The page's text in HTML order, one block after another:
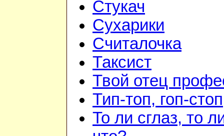
Стукач
Сухарики
Считалочка
Таксист
Твой отец
Тип-топ, гоп-стоп
То ли сглаз, то